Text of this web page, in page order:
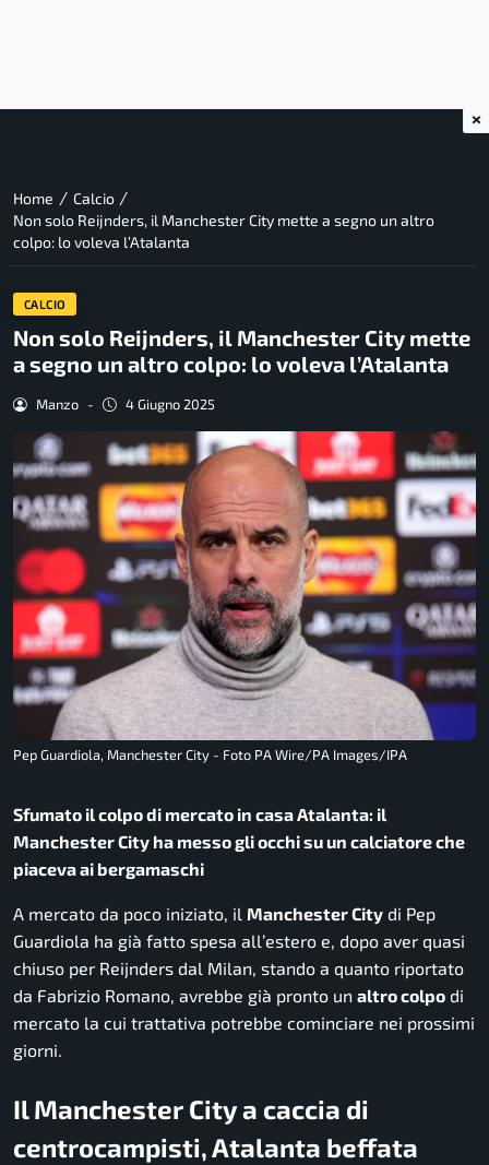
Home / Calcio /
Non solo Reijnders, il Manchester City mette a segno un altro
colpo: lo voleva l’Atalanta
CALCIO
Non solo Reijnders, il Manchester City mette
a segno un altro colpo: lo voleva l’Atalanta
Manzo - 4 Giugno 2025
Pep Guardiola, Manchester City - Foto PA Wire/PA Images/IPA
Sfumato il colpo di mercato in casa Atalanta: il
Manchester City ha messo gli occhi su un calciatore che
piaceva ai bergamaschi
A mercato da poco iniziato, il Manchester City di Pep
Guardiola ha già fatto spesa all’estero e, dopo aver quasi
chiuso per Reijnders dal Milan, stando a quanto riportato
da Fabrizio Romano, avrebbe già pronto un altro colpo di
mercato la cui trattativa potrebbe cominciare nei prossimi
giorni.
Il Manchester City a caccia di
centrocampisti, Atalanta beffata
×